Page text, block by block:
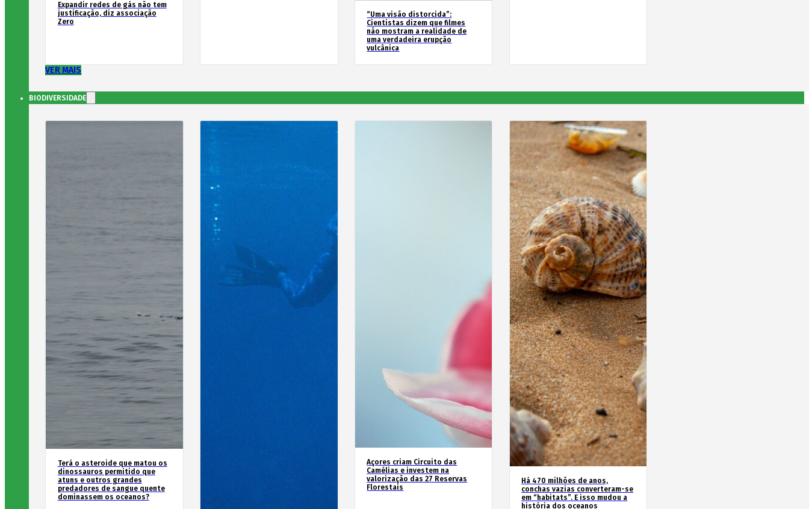
Expandir redes de gás não tem
justificação, diz associação
Zero
“Uma visão distorcida”:
Cientistas dizem que filmes
não mostram a realidade de
uma verdadeira erupção
vulcânica
VER MAIS
BIODIVERSIDADE
Terá o asteroide que matou os
dinossauros permitido que
atuns e outros grandes
predadores de sangue quente
dominassem os oceanos?
Açores criam Circuito das
Camélias e investem na
valorização das 27 Reservas
Florestais
Há 470 milhões de anos,
conchas vazias converteram-se
em “habitats”. E isso mudou a
história dos oceanos